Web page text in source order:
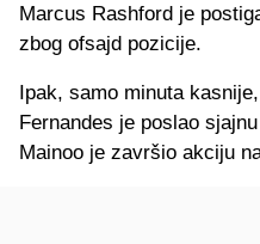
Marcus Rashford je
zbog ofsajd pozicije.
Ipak, samo minuta
Fernandes je poslao
Mainoo je završio akciju